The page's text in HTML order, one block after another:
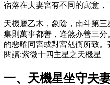
宿落在夫妻宮有不同的寓意
天機屬乙木，象陰，南斗第
集則萬事都善，逢煞亦善三
的惡曜同宮或對宮剋衝所致
閱讀:紫微十四主星之天機星
一、天機星坐守夫